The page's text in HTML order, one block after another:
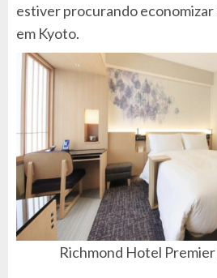
estiver procurando economizar
em Kyoto.
Richmond Hotel